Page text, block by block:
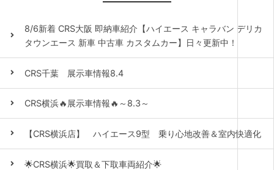
8/6新着 CRS大阪 即納車紹介【ハイエース キャラバン デリカ
タウンエース 新車 中古車 カスタムカー】日々更新中！
CRS千葉 展示車情報8.4
CRS横浜🔥展示車情報🔥～8.3～
【CRS横浜店】 ハイエース9型 乗り心地改善＆室内快適化
🌟CRS横浜🌟買取＆下取車両紹介🌟